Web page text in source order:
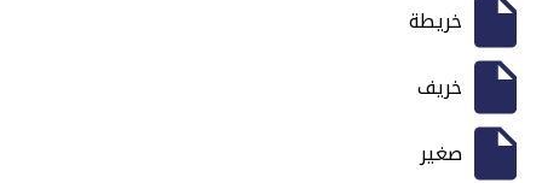
خريطة
خريف
صغير